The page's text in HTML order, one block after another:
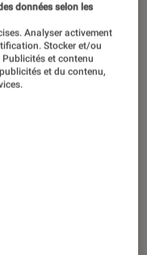
sa carte et
données selon les
Analyser activement
Stocker et/ou
et contenu
et du contenu,